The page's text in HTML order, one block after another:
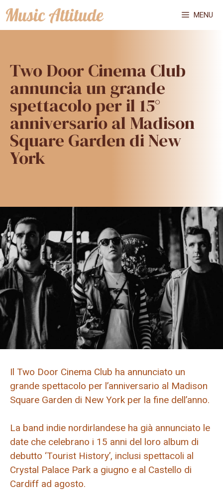
Vai
al
MENU
Two Door Cinema Club
annuncia un grande
spettacolo per il 15°
anniversario al Madison
Square Garden di New
York
Il Two Door Cinema Club ha annunciato un
grande spettacolo per l’anniversario al Madison
Square Garden di New York per la fine dell’anno.
La band indie nordirlandese ha già annunciato le
date che celebrano i 15 anni del loro album di
debutto ‘Tourist History’, inclusi spettacoli al
Crystal Palace Park a giugno e al Castello di
Cardiff ad agosto.